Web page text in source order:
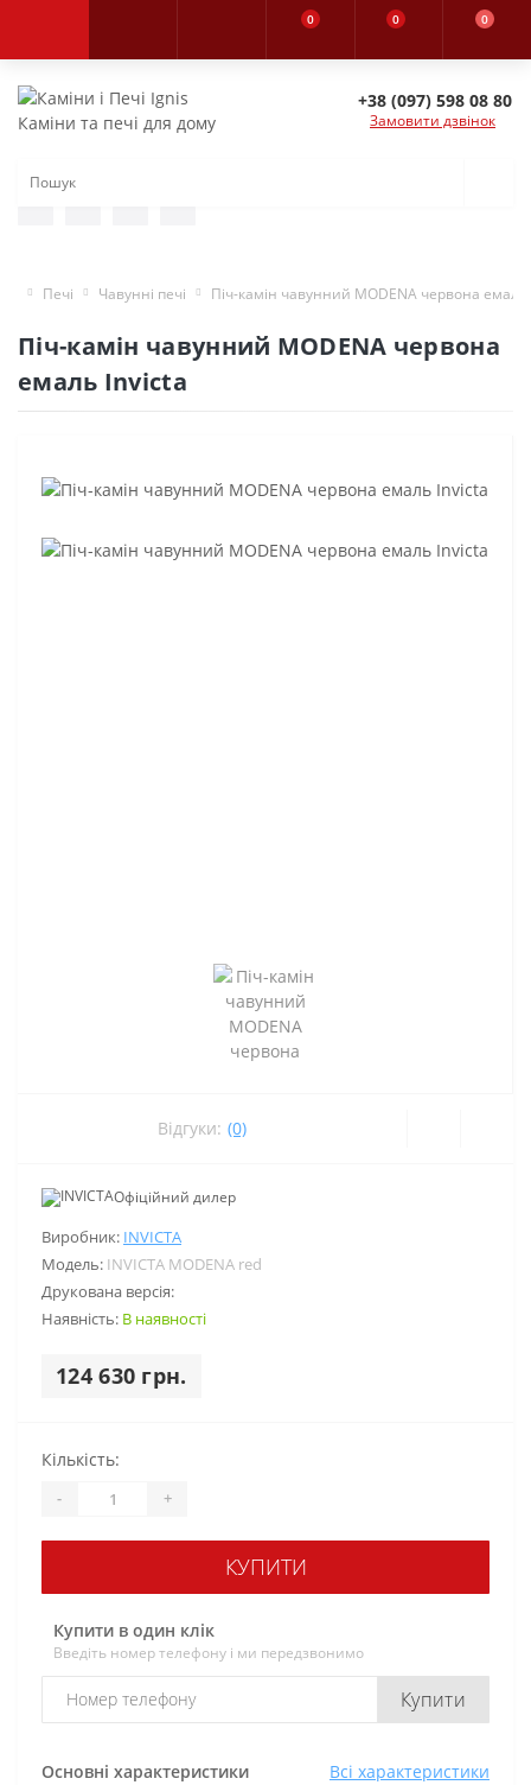
0 0 0
Каміни та печі для дому
+38 (097) 598 08 80
Замовити дзвінок
Печі Чавунні печі Піч-камін чавунний MODENA червона
Піч-камін чавунний MODENA червона
емаль Invicta
Відгуки: (0)
Виробник: INVICTA
Модель: INVICTA MODENA red
Друкована версія:
Наявність: В наявності
124 630 грн.
Офіційний дилер
Основні характеристики Всі характеристики
Кількість:
- +
КУПИТИ
Купити в один клік
Введіть номер телефону і ми передзвонимо
Купити